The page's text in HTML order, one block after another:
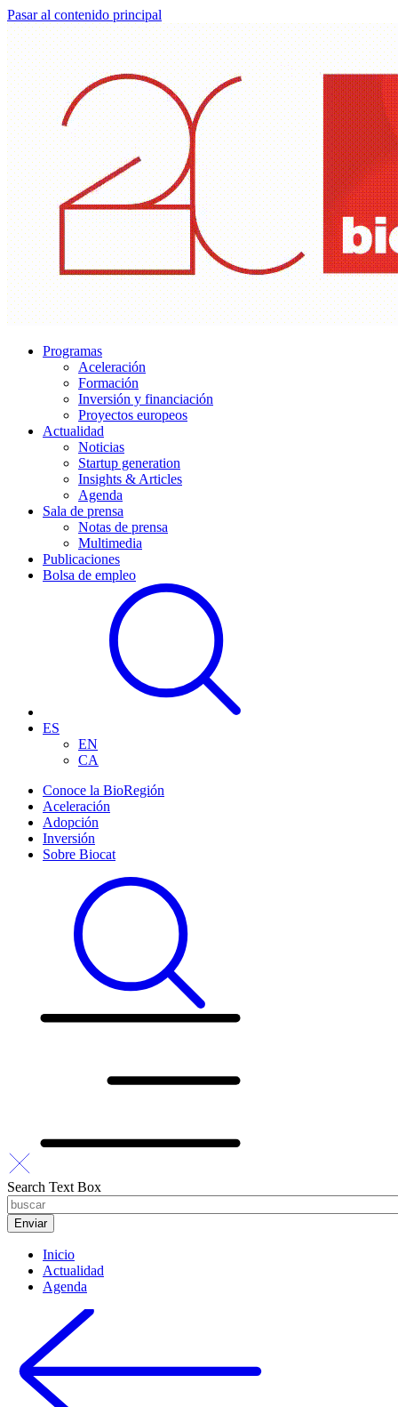
Pasar al contenido principal
Programas
Aceleración
Formación
Inversión y financiación
Proyectos europeos
Actualidad
Noticias
Startup generation
Insights & Articles
Agenda
Sala de prensa
Notas de prensa
Multimedia
Publicaciones
Bolsa de empleo
ES
EN
CA
Conoce la BioRegión
Aceleración
Adopción
Inversión
Sobre Biocat
Search Text Box
Inicio
Actualidad
Agenda